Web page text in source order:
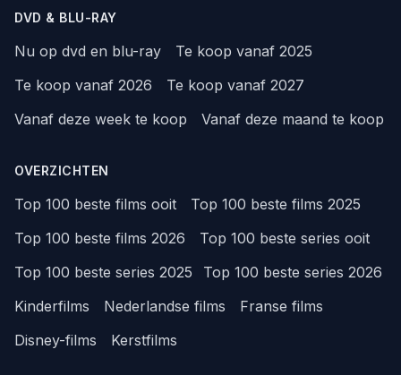
DVD & BLU-RAY
Nu op dvd en blu-ray
Te koop vanaf 2025
Te koop vanaf 2026
Te koop vanaf 2027
Vanaf deze week te koop
Vanaf deze maand te koop
OVERZICHTEN
Top 100 beste films ooit
Top 100 beste films 2025
Top 100 beste films 2026
Top 100 beste series ooit
Top 100 beste series 2025
Top 100 beste series 2026
Kinderfilms
Nederlandse films
Franse films
Disney-films
Kerstfilms